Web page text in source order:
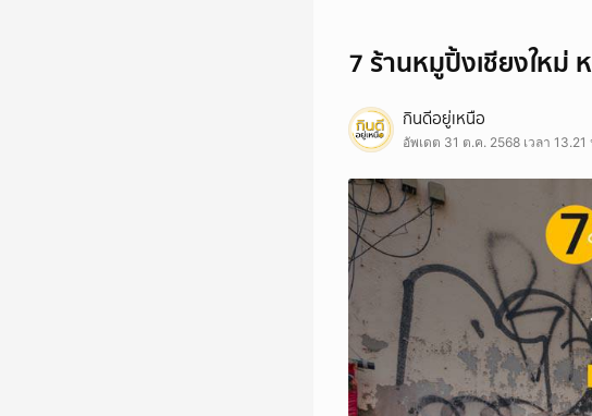
7 ร้านหมูปิ้งเชียงใหม่
กินดีอยู่เหนือ
อัพเดต 31 ต.ค. 2568 เวลา